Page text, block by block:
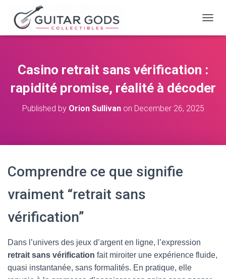
O
E
A
Casino retrait sans vérification :
rapidité promise, réalité à décoder
Published by Orion Sullivanon December 26, 2025
Comprendre ce que signifie
vraiment “retrait sans
vérification”
Dans l’univers des jeux d’argent en ligne, l’expression
retrait sans vérification fait miroiter une expérience fluide,
quasi instantanée, sans formalités. En pratique, elle